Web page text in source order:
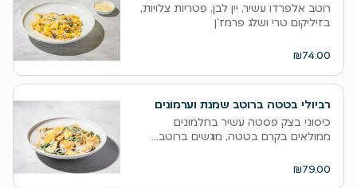
רוטב אלפרדו עשיר, יין לבן, פטריות צלויות,
בזיליקום טרי ושלג פרמז’ן
₪74.00
רביולי בטטה ברוטב שמנת וערמונים
כיסוני בצק פסטה עשיר בחלמונים
ממולאים בקרם בטטה, מוגשים ברוטב...
₪79.00